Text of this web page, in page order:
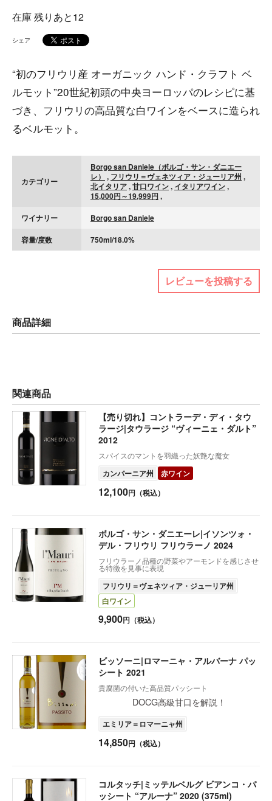
在庫 残りあと12
シェア
“初のフリウリ産 オーガニック ハンド・クラフト ベ
ルモット”20世紀初頭の中央ヨーロッパのレシピに基
づき、フリウリの高品質な白ワインをベースに造られ
るベルモット。
カテゴリー
Borgo san Daniele（ボルゴ・サン・ダニエー
レ） , フリウリ＝ヴェネツィア・ジューリア州 ,
北イタリア,甘口ワイン, イタリアワイン,
15,000円～19,999円 ,
ワイナリー
Borgo san Daniele
容量/度数
750ml/18.0%
レビューを投稿する
商品詳細
関連商品
【売り切れ】コントラーデ・ディ・タウ
ラージ|タウラージ “ヴィーニェ・ダルト”
2012
スパイスのマントを羽織った妖艶な魔女
カンパーニア州 赤ワイン
12,100円（税込）
ボルゴ・サン・ダニエーレ|イソンツォ・
デル・フリウリ フリウラーノ 2024
フリウラーノ品種の野菜やアーモンドを感じさせ
る特徴を見事に表現
フリウリ＝ヴェネツィア・ジューリア州
白ワイン
9,900円（税込）
ビッソーニ|ロマーニャ・アルバーナ パッ
シート 2021
貴腐菌の付いた高品質パッシート
DOCG高級甘口を解説！
エミリア＝ロマーニャ州
14,850円（税込）
コルタッチ|ミッテルベルグ ビアンコ・パ
ッシート “アルーナ” 2020 (375ml)